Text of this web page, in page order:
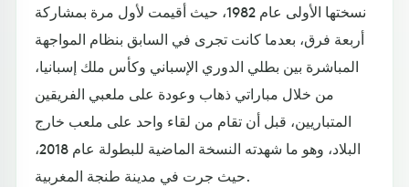
نسختها الأولى عام 1982، حيث أقيمت لأول مرة بمشاركة
أربعة فرق، بعدما كانت تجرى في السابق بنظام المواجهة
المباشرة بين بطلي الدوري الإسباني وكأس ملك إسبانيا،
من خلال مباراتي ذهاب وعودة على ملعبي الفريقين
المتباريين، قبل أن تقام من لقاء واحد على ملعب خارج
البلاد، وهو ما شهدته النسخة الماضية للبطولة عام 2018،
حيث جرت في مدينة طنجة المغربية.